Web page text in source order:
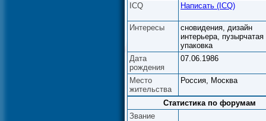
ICQ
Написать (ICQ)
Интересы
сновидения, дизайн
интерьера, пузырчатая
упаковка
Дата
рождения
07.06.1986
Место
жительства
Россия, Москва
Статистика по форумам
Звание